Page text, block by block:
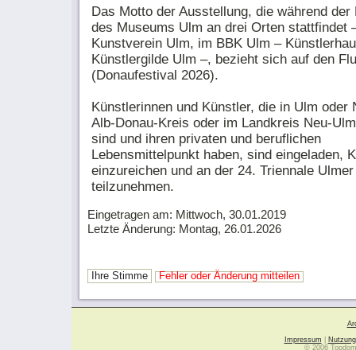
Das Motto der Ausstellung, die während der
des Museums Ulm an drei Orten stattfindet
Kunstverein Ulm, im BBK Ulm –
Künstlergilde Ulm –, bezieht sich auf den
(Donaufestival 2026).
Künstlerinnen und Künstler, die in Ulm oder
Alb-Donau-Kreis oder im Landkreis Neu-
sind und ihren privaten und beruflichen
Lebensmittelpunkt haben, sind eingeladen,
einzureichen und an der 24. Triennale
teilzunehmen.
Eingetragen am: Mittwoch, 30.01.2019
Letzte Änderung: Montag, 26.01.2026
Ihre Stimme Fehler oder Änderung mitteilen
Impressum
© 2006